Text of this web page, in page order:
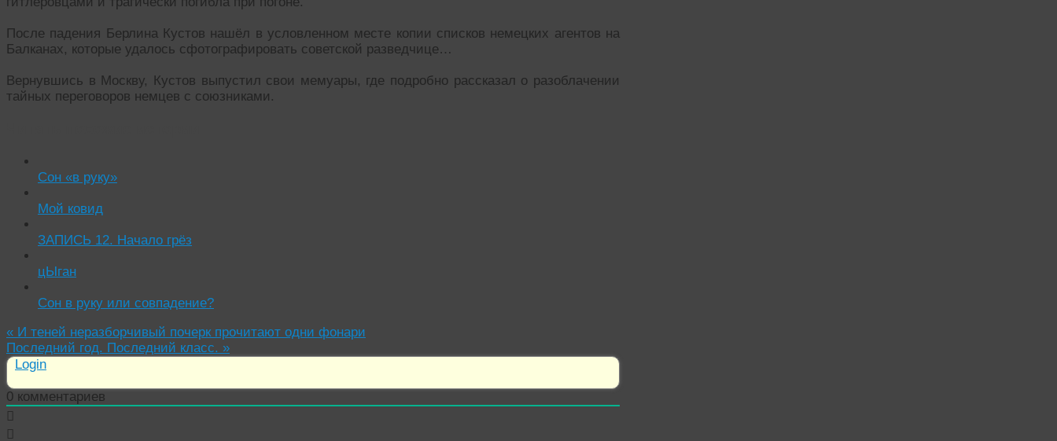
После падения Берлина Кустов нашёл в условленном месте копии списков немецких агентов на
Балканах, которые удалось сфотографировать советской разведчице…
Вернувшись в Москву, Кустов выпустил свои мемуары, где подробно рассказал о разоблачении
тайных переговоров немцев с союзниками.
Сон «в руку»
Мой ковид
ЗАПИСЬ 12. Начало грёз
цЫган
Сон в руку или совпадение?
« И теней неразборчивый почерк прочитают одни фонари
Последний год. Последний класс. »
Login
0 комментариев